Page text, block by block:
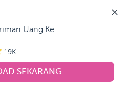
Uang Ke
19K
SEKARANG